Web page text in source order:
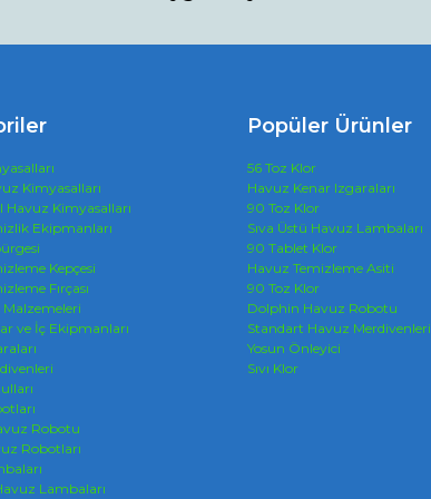
ürüne benzer farklı alternatifler olmalı.
Kimyasalları
Havuz Kimyasalları
Ekipmanları
Kepçesi
Fırçası
Malzemeleri
ve İç Ekipmanları
Robotu
Robotları
Lambaları
Popüler Ürünler
56 Toz Klor
Havuz Kenar Izgaraları
90 Toz Klor
Sıva Üstü Havuz Lambaları
90 Tablet Klor
Havuz Temizleme Asiti
90 Toz Klor
Dolphin Havuz Robotu
Standart Havuz Merdivenleri
Yosun Önleyici
Sıvı Klor